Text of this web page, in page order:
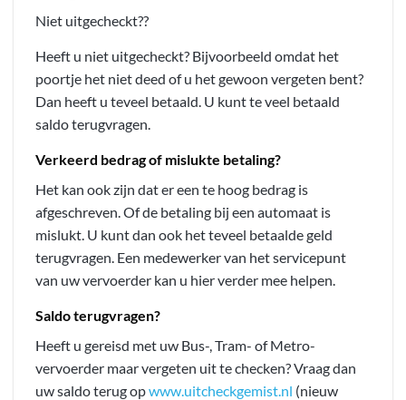
Niet uitgecheckt??
Heeft u niet uitgecheckt? Bijvoorbeeld omdat het
poortje het niet deed of u het gewoon vergeten bent?
Dan heeft u teveel betaald. U kunt te veel betaald
saldo terugvragen.
Verkeerd bedrag of mislukte betaling?
Het kan ook zijn dat er een te hoog bedrag is
afgeschreven. Of de betaling bij een automaat is
mislukt. U kunt dan ook het teveel betaalde geld
terugvragen. Een medewerker van het servicepunt
van uw vervoerder kan u hier verder mee helpen.
Saldo terugvragen?
Heeft u gereisd met uw Bus-, Tram- of Metro-
vervoerder maar vergeten uit te checken? Vraag dan
uw saldo terug opwww.uitcheckgemist.nl (nieuw